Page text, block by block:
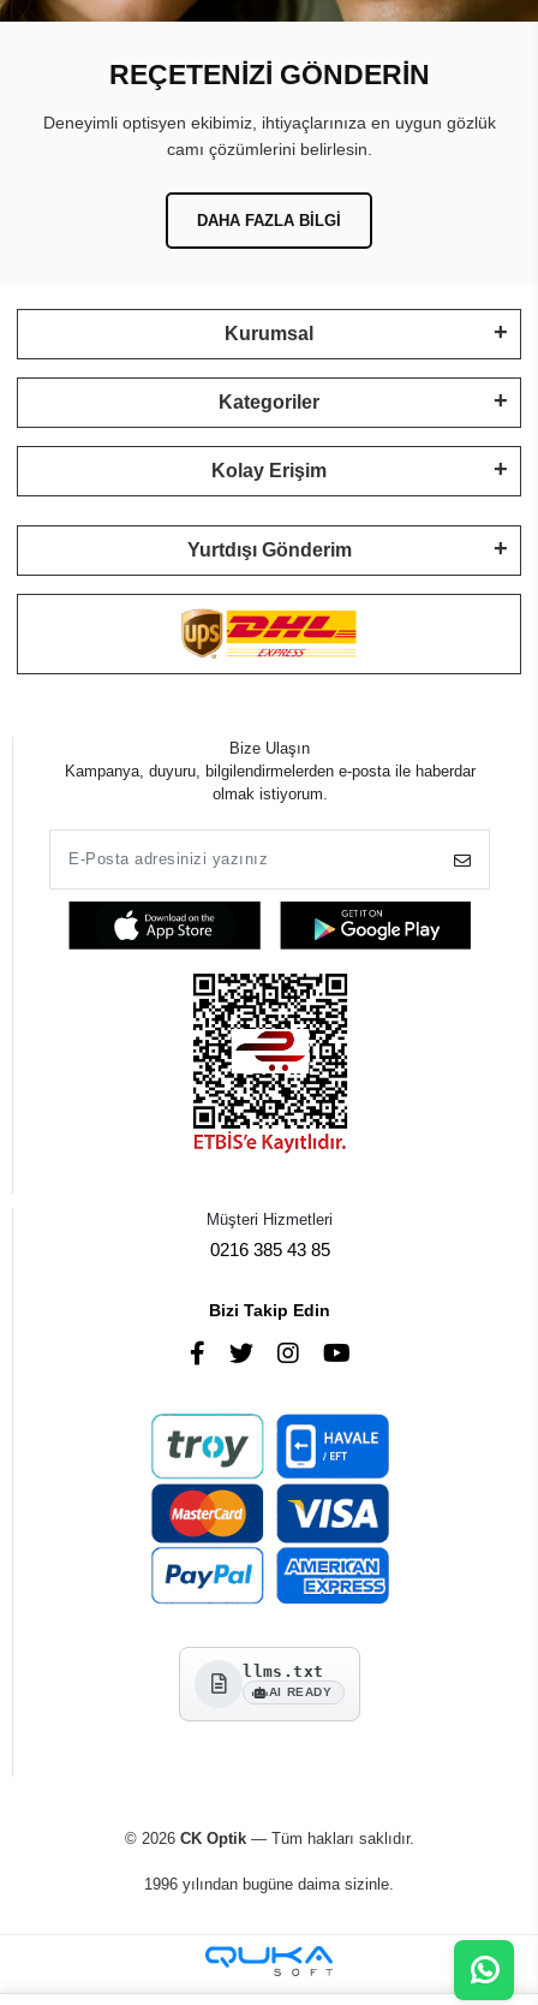
REÇETENİZİ GÖNDERİN
Deneyimli optisyen ekibimiz, ihtiyaçlarınıza en uygun gözlük
camı çözümlerini belirlesin.
DAHA FAZLA BILGI
Kurumsal
Kategoriler
Kolay Erişim
Yurtdışı Gönderim
Bize Ulaşın
Kampanya, duyuru, bilgilendirmelerden e-posta ile haberdar
olmak istiyorum.
Müşteri Hizmetleri
0216 385 43 85
Bizi Takip Edin
llms.txt
AI READY
© 2026 CK Optik— Tüm hakları saklıdır.
1996 yılından bugüne daima sizinle.